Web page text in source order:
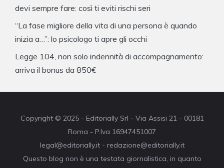
devi sempre fare: così ti eviti rischi seri
“La fase migliore della vita di una persona è quando
inizia a…”: lo psicologo ti apre gli occhi
Legge 104, non solo indennità di accompagnamento:
arriva il bonus da 850€
Copyright © 2025 - Editorially Srl - Via Assisi 21 - 00181
Roma - P.Iva 16947451007
legal@editorially.it - redazione@editorially.it
Questo blog non è una testata giornalistica, in quanto